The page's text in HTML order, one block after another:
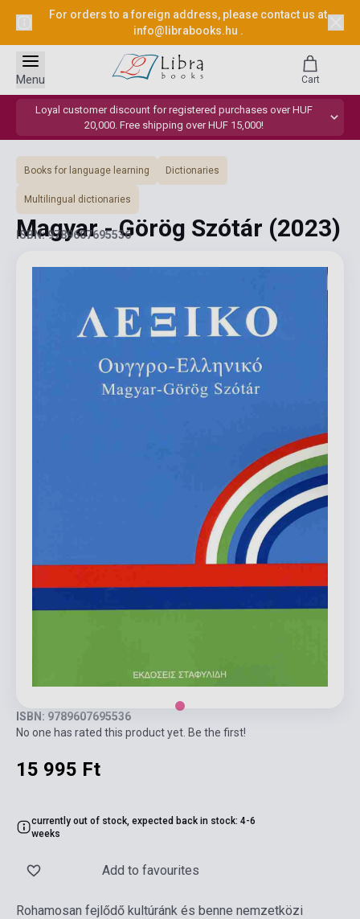
For orders to a foreign address, please contact us at
info@librabooks.hu .
Loyal customer discount for registered purchases over HUF
20,000. Free shipping over HUF 15,000!
Menu Cart
Books for language learning Dictionaries
Multilingual dictionaries
Magyar - Görög Szótár (2023)
ISBN: 9789607695536
ISBN: 9789607695536
No one has rated this product yet. Be the first!
15 995 Ft
currently out of stock, expected back in stock: 4-6
weeks
Add to favourites
Rohamosan fejlődő kultúránk és benne nemzetközi